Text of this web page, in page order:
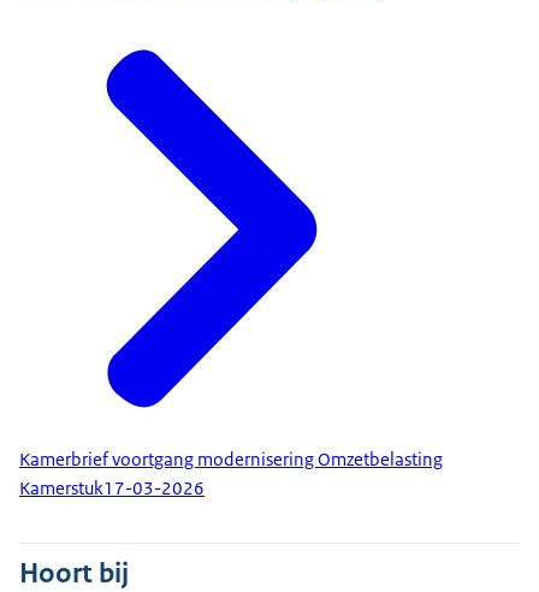
Kamerbrief voortgang modernisering Omzetbelasting
Kamerstuk17-03-2026
Hoort bij